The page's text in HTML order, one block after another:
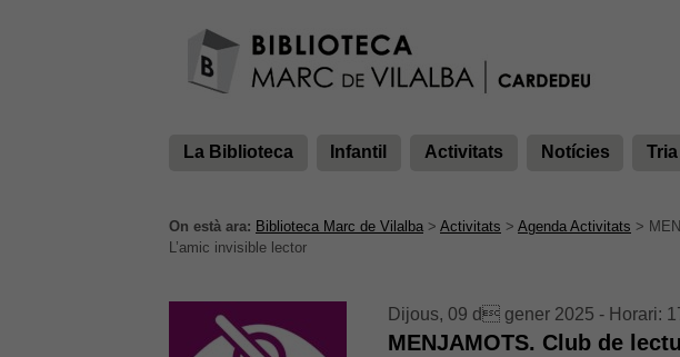
La Biblioteca Infantil Activitats Notícies
On està ara: Biblioteca Marc de Vilalba > Activitats > Agenda Activitats >
L’amic invisible lector
Dijous, 09 d gener 2025 - Horari:
MENJAMOTS. Club de